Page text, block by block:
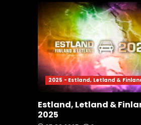
2025 - Estland, Letland &
Estland, Letland &
2025